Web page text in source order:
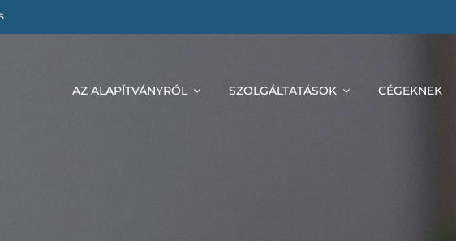
AZ ALAPÍTVÁNYRÓL SZOLGÁLTATÁSOK CÉGEKNEK